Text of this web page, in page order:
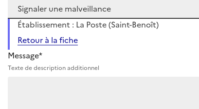
Établissement : La Poste (Saint-Benoît)
Retour à la fiche
Message*
Texte de description additionnel